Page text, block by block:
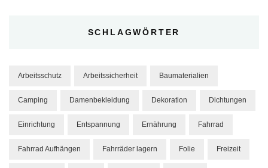
SCHLAGWÖRTER
Arbeitsschutz Arbeitssicherheit Baumaterialien
Camping Damenbekleidung Dekoration Dichtungen
Einrichtung Entspannung Ernährung Fahrrad
Fahrrad Aufhängen Fahrräder lagern Folie Freizeit